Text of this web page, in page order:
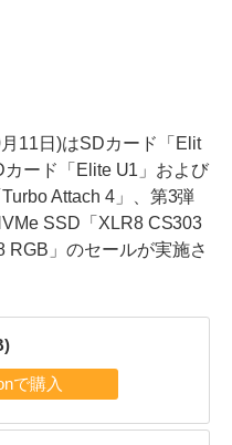
11日)はSDカード「Elit
ード「Elite U1」および
Attach 4」、第3弾
SSD「XLR8 CS303
」のセールが実施さ